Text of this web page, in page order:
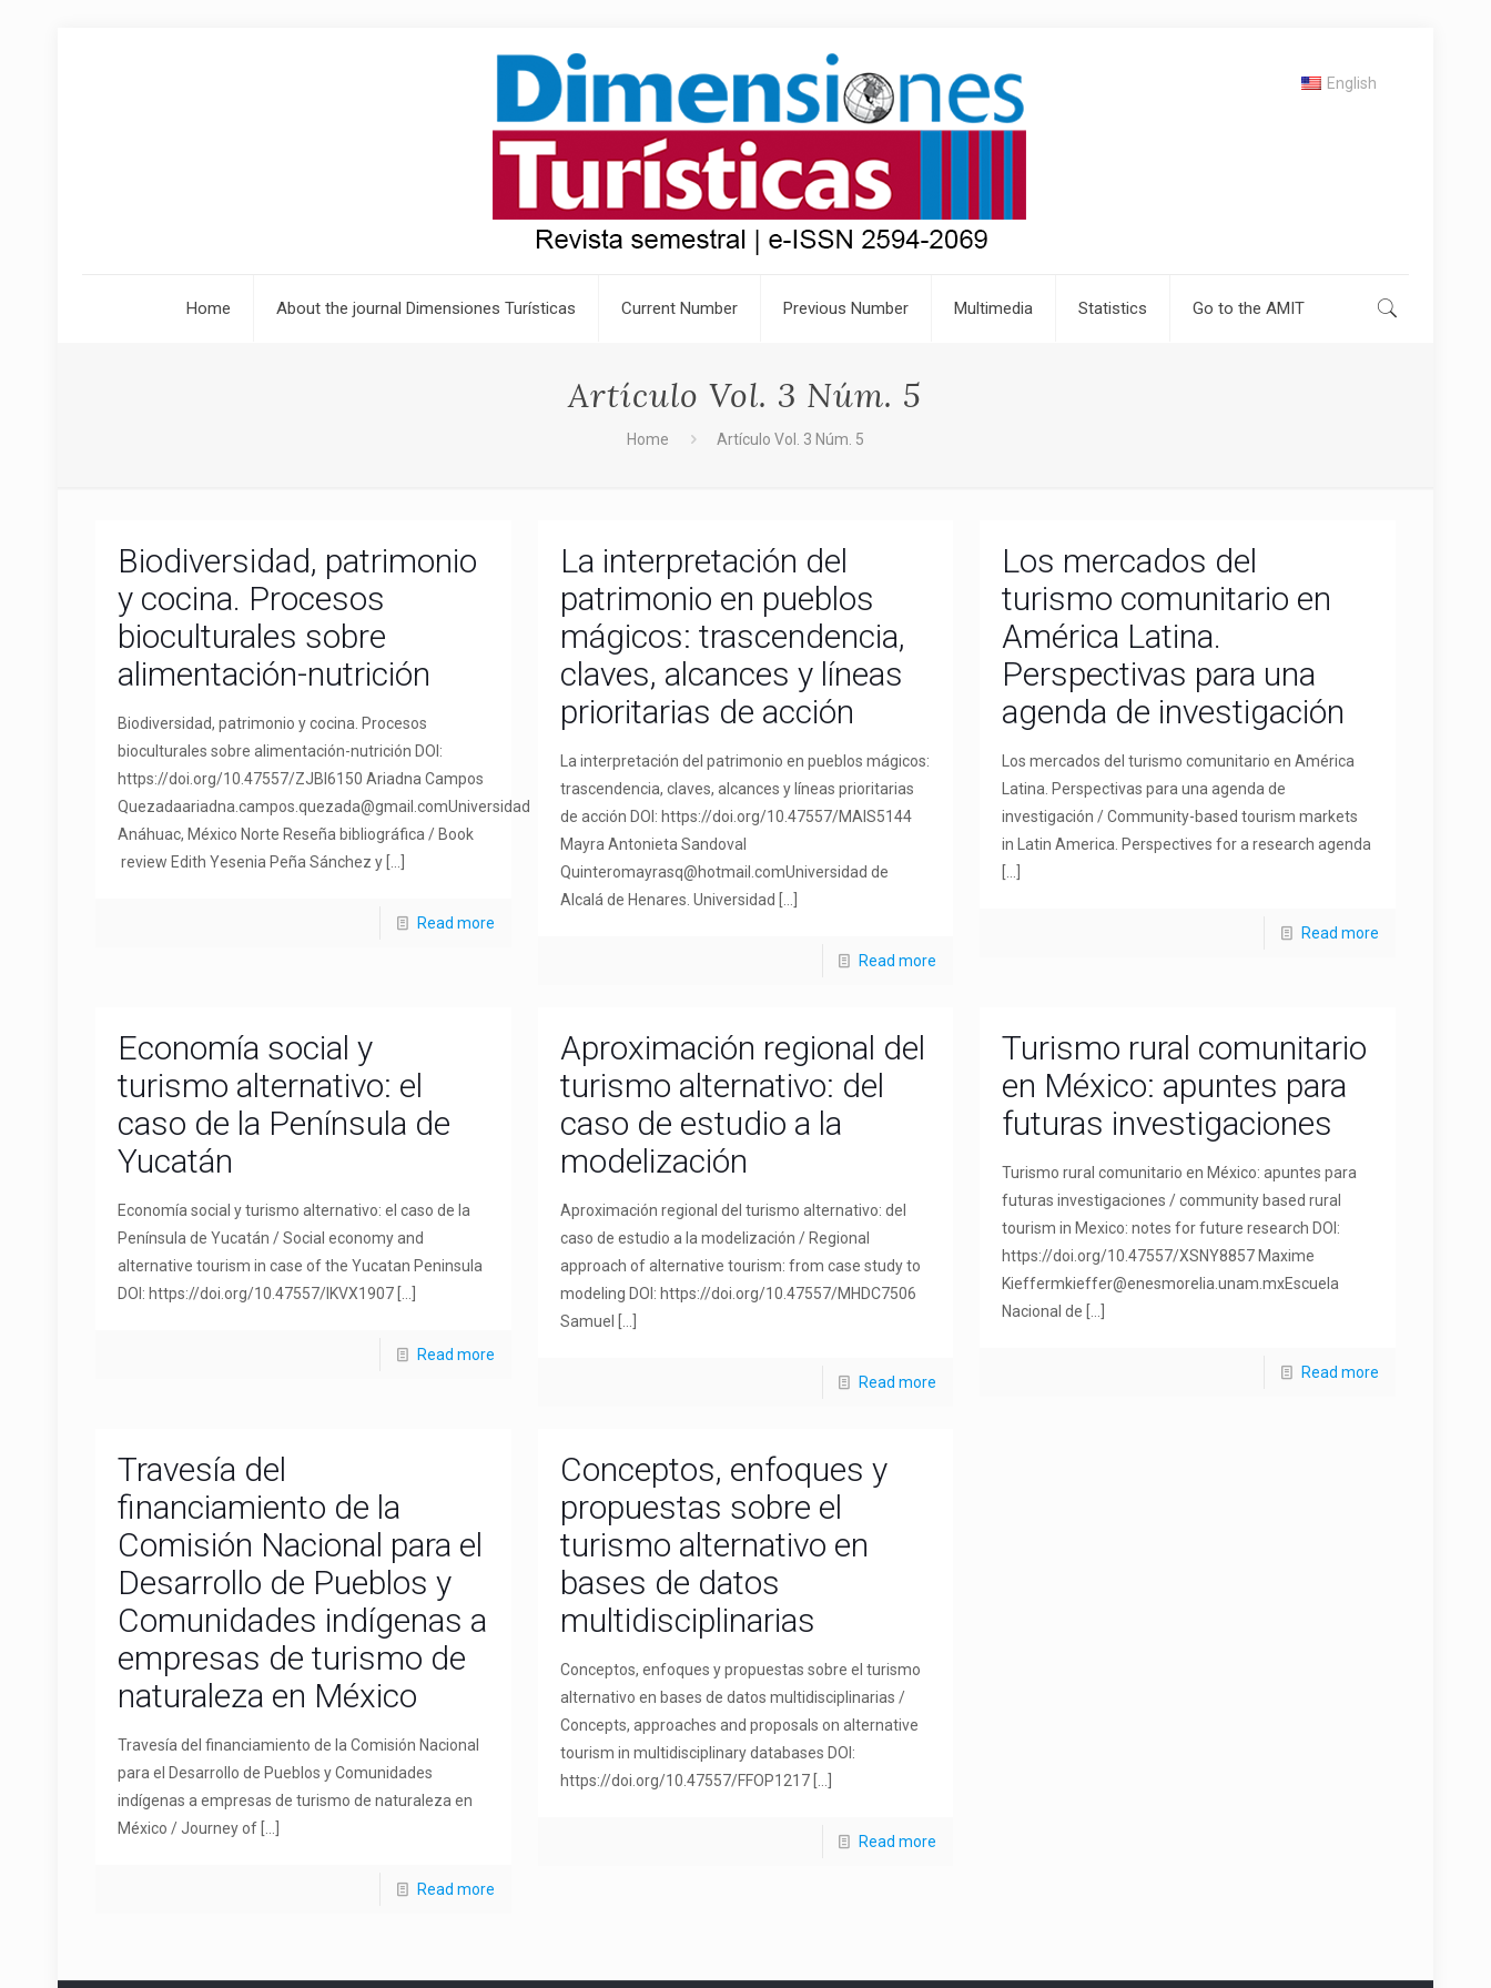
Home About the journal Dimensiones Turísticas Current Number Previous Number Multimedia Statistics Go to the AMIT
English
Artículo Vol. 3 Núm. 5
Home Artículo Vol. 3 Núm. 5
Biodiversidad, patrimonio
y cocina. Procesos
bioculturales sobre
alimentación-nutrición
Biodiversidad, patrimonio y cocina. Procesos
bioculturales sobre alimentación-nutrición DOI:
https://doi.org/10.47557/ZJBI6150 Ariadna Campos
Quezadaariadna.campos.quezada@gmail.comUniversidad
Anáhuac, México Norte Reseña bibliográfica / Book
review Edith Yesenia Peña Sánchez y
Read more
La interpretación del
patrimonio en pueblos
mágicos: trascendencia,
claves, alcances y líneas
prioritarias de acción
La interpretación del patrimonio en pueblos mágicos:
trascendencia, claves, alcances y líneas prioritarias
de acción DOI: https://doi.org/10.47557/MAIS5144
Mayra Antonieta Sandoval
Quinteromayrasq@hotmail.comUniversidad de
Alcalá de Henares. Universidad
Read more
Los mercados del
turismo comunitario en
América Latina.
Perspectivas para una
agenda de investigación
Los mercados del turismo comunitario en América
Latina. Perspectivas para una agenda de
investigación / Community-based tourism markets
in Latin America. Perspectives for a research agenda
Read more
Economía social y
turismo alternativo: el
caso de la Península de
Yucatán
Economía social y turismo alternativo: el caso de la
Península de Yucatán / Social economy and
alternative tourism in case of the Yucatan Peninsula
DOI: https://doi.org/10.47557/IKVX1907
Read more
Aproximación regional del
turismo alternativo: del
caso de estudio a la
modelización
Aproximación regional del turismo alternativo: del
caso de estudio a la modelización / Regional
approach of alternative tourism: from case study to
modeling DOI: https://doi.org/10.47557/MHDC7506
Samuel
Read more
Turismo rural comunitario
en México: apuntes para
futuras investigaciones
Turismo rural comunitario en México: apuntes para
futuras investigaciones / community based rural
tourism in Mexico: notes for future research DOI:
https://doi.org/10.47557/XSNY8857 Maxime
Kieffermkieffer@enesmorelia.unam.mxEscuela
Nacional de
Read more
Travesía del
financiamiento de la
Comisión Nacional para el
Desarrollo de Pueblos y
Comunidades indígenas a
empresas de turismo de
naturaleza en México
Travesía del financiamiento de la Comisión Nacional
para el Desarrollo de Pueblos y Comunidades
indígenas a empresas de turismo de naturaleza en
México / Journey of
Read more
Conceptos, enfoques y
propuestas sobre el
turismo alternativo en
bases de datos
multidisciplinarias
Conceptos, enfoques y propuestas sobre el turismo
alternativo en bases de datos multidisciplinarias /
Concepts, approaches and proposals on alternative
tourism in multidisciplinary databases DOI:
https://doi.org/10.47557/FFOP1217[…]
Read more